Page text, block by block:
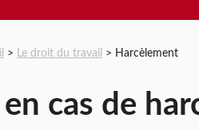
> Le droit du travail > Harcèlement
cas de